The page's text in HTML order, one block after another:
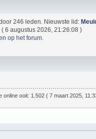
246 leden. Nieuwste lid:
( 6 augustus 2026, 21:26:08 )
op het forum.
online ooit: 1.502 ( 7 maart 2025,